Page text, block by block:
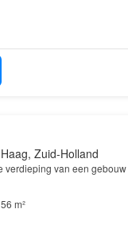
Zuid-Holland
van een
m²